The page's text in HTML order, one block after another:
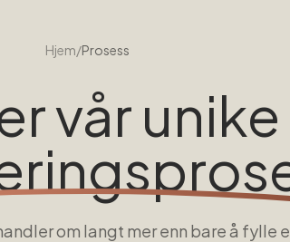
Hjem/Prosess
vår unike
om langt mer enn bare å fylle